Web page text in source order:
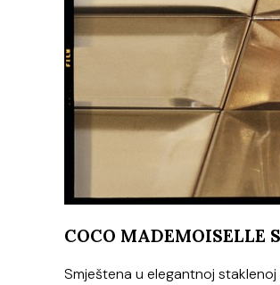
COCO MADEMOISELLE
Smještena u elegantnoj